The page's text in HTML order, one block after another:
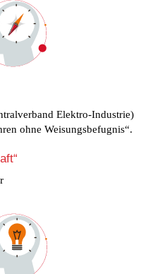
Elektro-Industrie)
ohne Weisungsbefugnis“.